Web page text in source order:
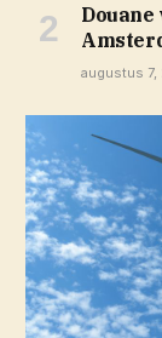
augustus 7,